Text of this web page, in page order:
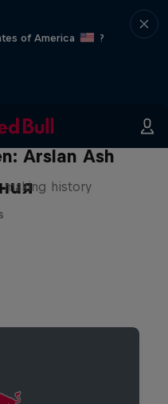
of America
?
Arslan Ash
history